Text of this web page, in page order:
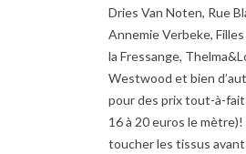
Dries Van Noten, Rue
Annemie Verbeke,
la Fressange,
Westwood et bien
pour des prix tout-à-
16 à 20 euros le
toucher les tissus